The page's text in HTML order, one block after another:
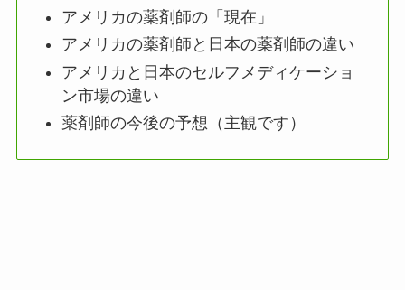
アメリカの薬剤師の「現在」
アメリカの薬剤師と日本の薬剤師の違い
アメリカと日本のセルフメディケーショ
ン市場の違い
薬剤師の今後の予想（主観です）